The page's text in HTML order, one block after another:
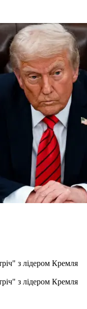
з лідером Кремля
з лідером Кремля